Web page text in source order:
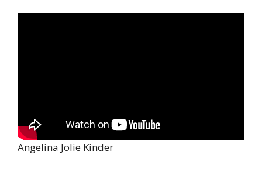
Angelina Jolie Kinder